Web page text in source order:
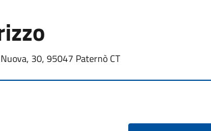
30, 95047 Paternò CT